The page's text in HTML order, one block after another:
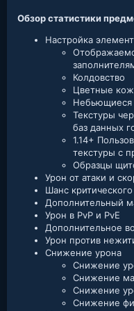
Обзор статистики
Настройка
Колдовство
Цветные
Текстуры
баз данных
1.14+
текстуры с
Образцы
Урон от атаки и
Шанс
Дополнительный
Урон в PvP и PvE
Дополнительное
Урон против
Снижение урона
Снижение
Снижение
Снижение
Снижение